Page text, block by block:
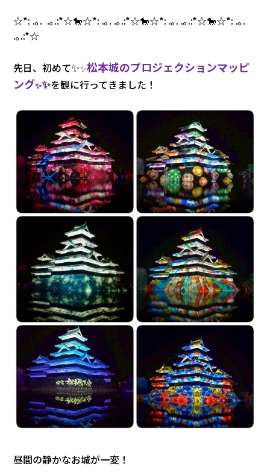
☆*: .｡. .｡.:*☆🐎☆*: .｡. .｡.:*☆🐎☆*: .｡. .｡.:*☆🐎☆*: .｡.
.｡.:*☆
先日、初めて✨✨松本城のプロジェクションマッピ
ング✨✨を観に行ってきました！
昼間の静かなお城が一変！